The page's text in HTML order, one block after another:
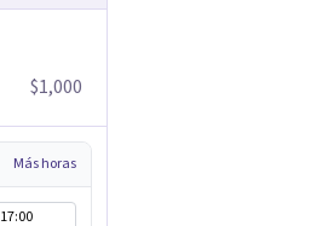
$1,000
Más horas
17:00